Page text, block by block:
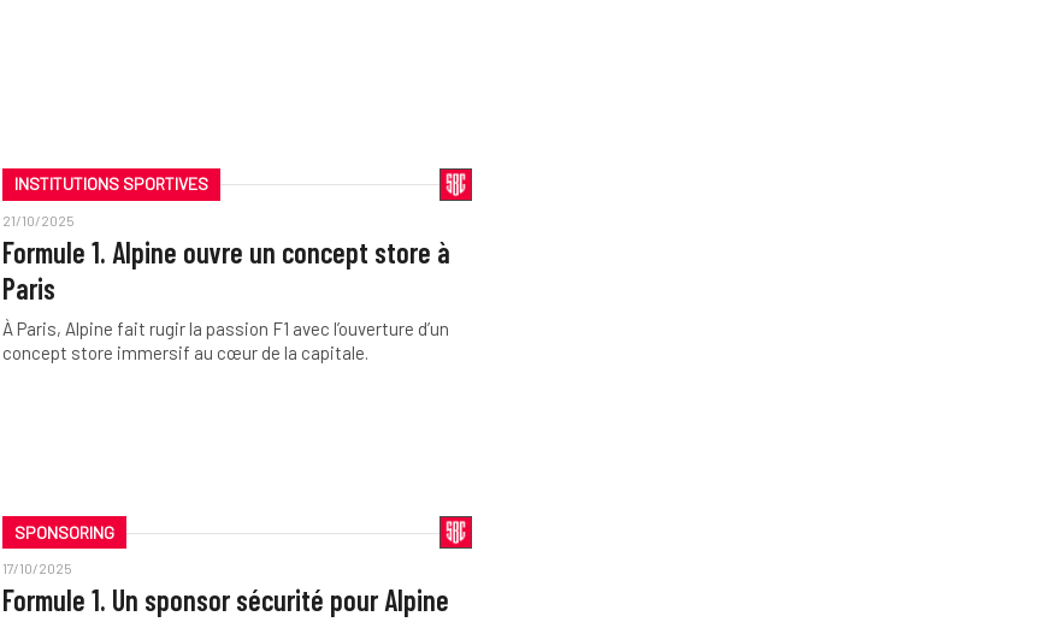
INSTITUTIONS SPORTIVES
21/10/2025
Formule 1. Alpine ouvre un concept store à
Paris
À Paris, Alpine fait rugir la passion F1 avec l’ouverture d’un
concept store immersif au cœur de la capitale.
SPONSORING
17/10/2025
Formule 1. Un sponsor sécurité pour Alpine